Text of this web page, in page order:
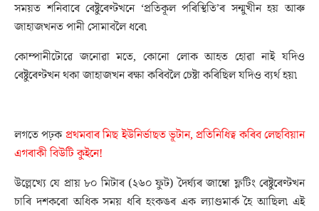
সময়ত শনিবাৰে ৰেষ্টুৰেণ্টখনে ‘প্ৰতিকূল পৰিস্থিতি’ৰ সন্মুখীন হয় আৰু
জাহাজখনত পানী সোমাবলৈ ধৰে৷
কোম্পানীটোৱে জনোৱা মতে, কোনো লোক আহত হোৱা নাই যদিও
ৰেষ্টুৰেণ্টখন থকা জাহাজখন ৰক্ষা কৰিবলৈ চেষ্টা কৰিছিল যদিও ব্যৰ্থ হয়৷
লগতে পঢ়কপ্ৰথমবাৰ মিছ ইউনিৰ্ভাছত ভূটান, প্ৰতিনিধিত্ব কৰিব লেছবিয়ান
এগৰাকী বিউটি কুইনে!
উল্লেখ্যে যে প্ৰায় ৮০ মিটাৰ (২৬০ ফুট) দৈৰ্ঘ্যৰ জাম্বো ফ্লটিং ৰেষ্টুৰেণ্টখন
চাৰি দশকৰো অধিক সময় ধৰি হংকঙৰ এক ল্যাণ্ডমাৰ্ক হৈ আছিল৷ এই